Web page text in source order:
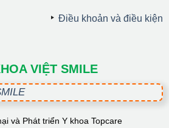
Điều khoản và điều kiện
VIỆT SMILE
và Phát triển Y khoa Topcare